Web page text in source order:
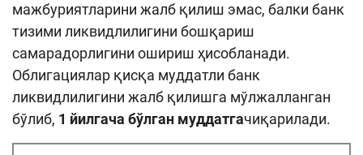
мажбуриятларини жалб қилиш эмас, балки банк
тизими ликвидлилигини бошқариш
самарадорлигини ошириш ҳисобланади.
Облигациялар қисқа муддатли банк
ликвидлилигини жалб қилишга мўлжалланган
бўлиб, 1 йилгача бўлган муддатгачиқарилади.